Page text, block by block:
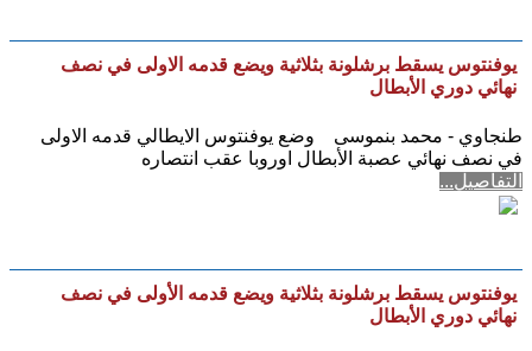
يوفنتوس يسقط برشلونة بثلاثية ويضع قدمه الاولى في نصف
نهائي دوري الأبطال
طنجاوي - محمد بنموسى وضع يوفنتوس الايطالي قدمه الاولى
في نصف نهائي عصبة الأبطال اوروبا عقب انتصاره
التفاصيل...
يوفنتوس يسقط برشلونة بثلاثية ويضع قدمه الأولى في نصف
نهائي دوري الأبطال